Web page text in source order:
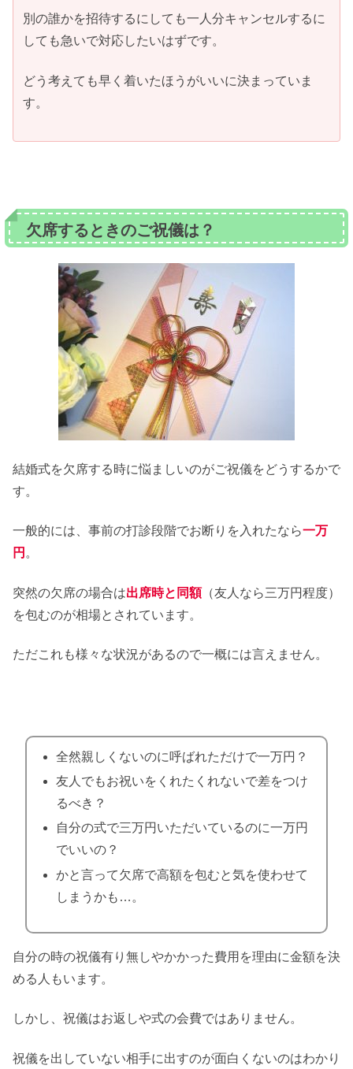
別の誰かを招待するにしても一人分キャンセルするに
しても急いで対応したいはずです。
どう考えても早く着いたほうがいいに決まっていま
す。
欠席するときのご祝儀は？
結婚式を欠席する時に悩ましいのがご祝儀をどうするかで
す。
一般的には、事前の打診段階でお断りを入れたなら一万
円 。
突然の欠席の場合は出席時と同額（友人なら三万円程度）
を包むのが相場とされています。
ただこれも様々な状況があるので一概には言えません。
全然親しくないのに呼ばれただけで一万円？
友人でもお祝いをくれたくれないで差をつけ
るべき？
自分の式で三万円いただいているのに一万円
でいいの？
かと言って欠席で高額を包むと気を使わせて
しまうかも…。
自分の時の祝儀有り無しやかかった費用を理由に金額を決
める人もいます。
しかし、祝儀はお返しや式の会費ではありません。
祝儀を出していない相手に出すのが面白くないのはわかり